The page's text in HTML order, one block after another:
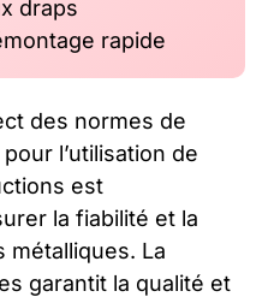
draps
rapide
des normes de
l’utilisation de
est
la fiabilité et la
La
garantit la qualité et